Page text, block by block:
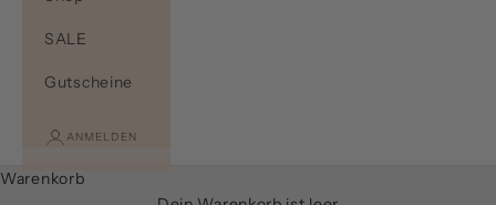
SALE
Gutscheine
ANMELDEN
Warenkorb